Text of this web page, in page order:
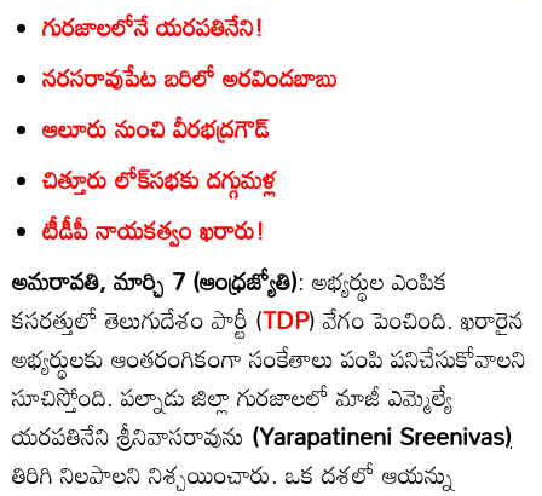
గురజాలలోనే యరపతినేని!
నరసరావుపేట బరిలో అరవిందబాబు
ఆలూరు నుంచి వీరభద్రగౌడ్‌
చిత్తూరు లోక్‌సభకు దగ్గుమళ్ల
టీడీపీ నాయకత్వం ఖరారు!
అమరావతి, మార్చి 7 (ఆంధ్రజ్యోతి): అభ్యర్థుల ఎంపిక
కసరత్తులో తెలుగుదేశం పార్టీ (TDP) వేగం పెంచింది. ఖరారైన
అభ్యర్థులకు ఆంతరంగికంగా సంకేతాలు పంపి పనిచేసుకోవాలని
సూచిస్తోంది. పల్నాడు జిల్లా గురజాలలో మాజీ ఎమ్మెల్యే
యరపతినేని శ్రీనివాసరావును (Yarapatineni Sreenivas)
తిరిగి నిలపాలని నిశ్చయించారు. ఒక దశలో ఆయన్ను